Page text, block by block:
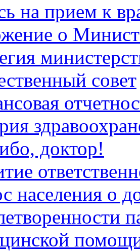
на прием к
о
совет
доктор!
населения о